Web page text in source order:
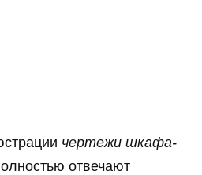
чертежи шкафа-
отвечают